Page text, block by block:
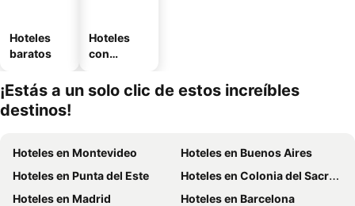
Hoteles
baratos
Hoteles
con
miento
¡Estás a un solo clic de estos increíbles
destinos!
Hoteles en Montevideo
Hoteles en Buenos Aires
Hoteles en Punta del Este
Hoteles en Colonia del Sacramento
Hoteles en Madrid
Hoteles en Barcelona